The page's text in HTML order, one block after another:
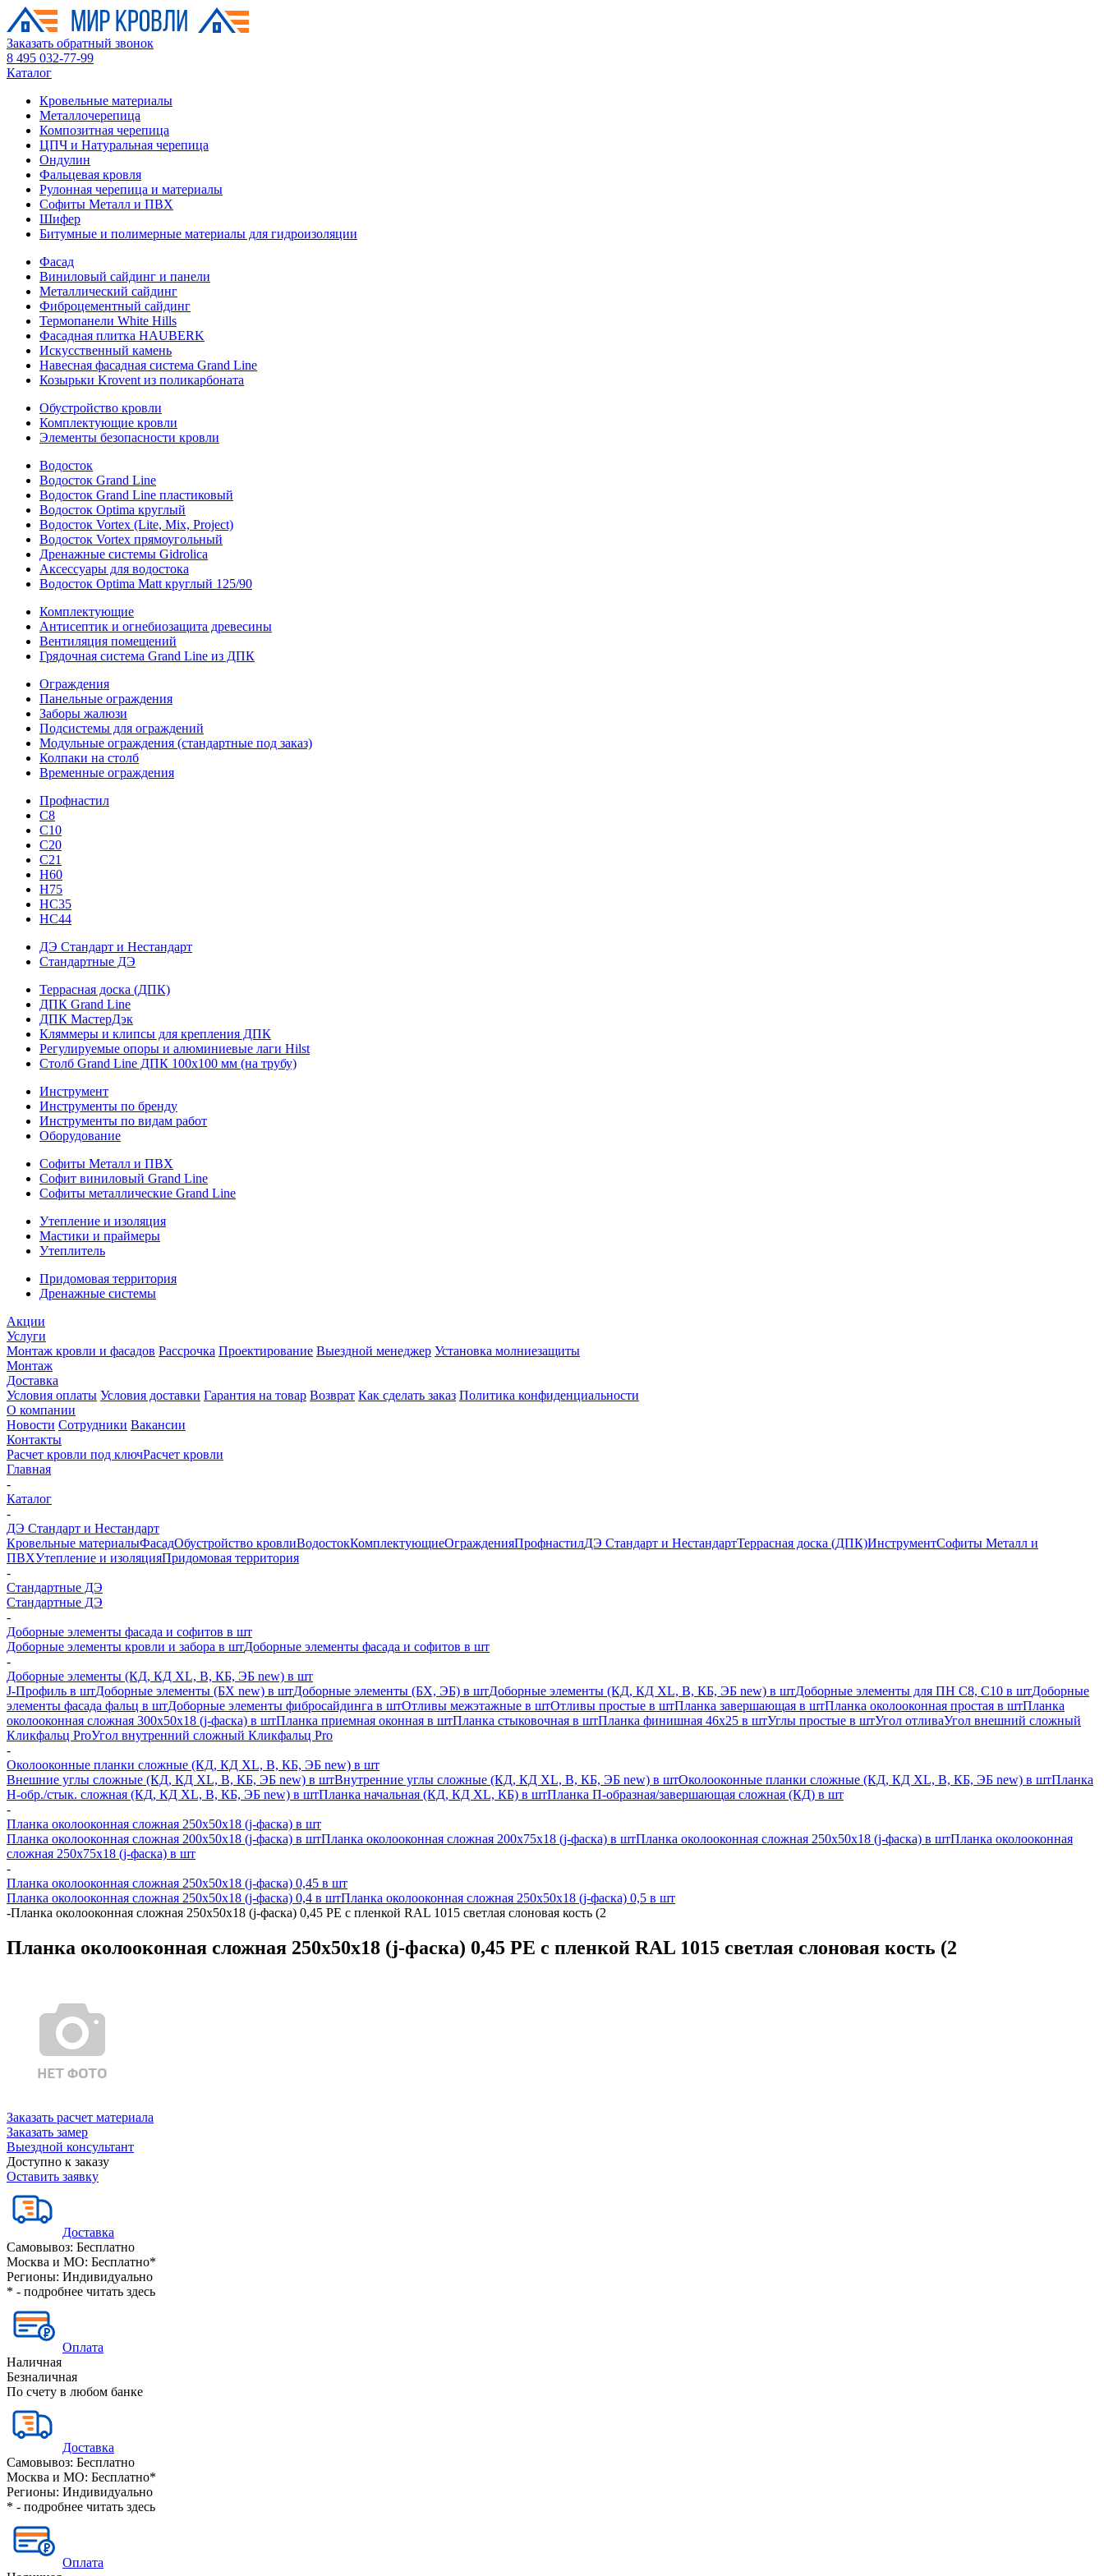
Заказать обратный звонок
8 495 032-77-99
Каталог
Кровельные материалы
Металлочерепица
Композитная черепица
ЦПЧ и Натуральная черепица
Ондулин
Фальцевая кровля
Рулонная черепица и материалы
Софиты Металл и ПВХ
Шифер
Битумные и полимерные материалы для гидроизоляции
Фасад
Виниловый сайдинг и панели
Металлический сайдинг
Фиброцементный сайдинг
Термопанели White Hills
Фасадная плитка HAUBERK
Искусственный камень
Навесная фасадная система Grand Line
Козырьки Krovent из поликарбоната
Обустройство кровли
Комплектующие кровли
Элементы безопасности кровли
Водосток
Водосток Grand Line
Водосток Grand Line пластиковый
Водосток Optima круглый
Водосток Vortex (Lite, Mix, Project)
Водосток Vortex прямоугольный
Дренажные системы Gidrolica
Аксессуары для водостока
Водосток Optima Matt круглый 125/90
Комплектующие
Антисептик и огнебиозащита древесины
Вентиляция помещений
Грядочная система Grand Line из ДПК
Ограждения
Панельные ограждения
Заборы жалюзи
Подсистемы для ограждений
Модульные ограждения (стандартные под заказ)
Колпаки на столб
Временные ограждения
Профнастил
С8
С10
С20
С21
H60
H75
HС35
НС44
ДЭ Стандарт и Нестандарт
Стандартные ДЭ
Террасная доска (ДПК)
ДПК Grand Line
ДПК МастерДэк
Кляммеры и клипсы для крепления ДПК
Регулируемые опоры и алюминиевые лаги Hilst
Столб Grand Line ДПК 100х100 мм (на трубу)
Инструмент
Инструменты по бренду
Инструменты по видам работ
Оборудование
Софиты Металл и ПВХ
Софит виниловый Grand Line
Софиты металлические Grand Line
Утепление и изоляция
Мастики и праймеры
Утеплитель
Придомовая территория
Дренажные системы
Акции
Услуги
Монтаж кровли и фасадов Рассрочка Проектирование Выездной менеджер Установка молниезащиты
Монтаж
Доставка
Условия оплаты Условия доставки Гарантия на товар Возврат Как сделать заказ Политика конфиденциальности
О компании
Новости Сотрудники Вакансии
Контакты
Расчет кровли под ключРасчет кровли
Главная
-
Каталог
-
ДЭ Стандарт и Нестандарт
Кровельные материалыФасадОбустройство кровлиВодостокКомплектующиеОгражденияПрофнастилДЭ Стандарт и НестандартТеррасная доска (ДПК)ИнструментСофиты Металл и
ПВХУтепление и изоляцияПридомовая территория
-
Стандартные ДЭ
Стандартные ДЭ
-
Доборные элементы фасада и софитов в шт
Доборные элементы кровли и забора в штДоборные элементы фасада и софитов в шт
-
Доборные элементы (КД, КД XL, В, КБ, ЭБ new) в шт
J-Профиль в штДоборные элементы (БХ new) в штДоборные элементы (БХ, ЭБ) в штДоборные элементы (КД, КД XL, В, КБ, ЭБ new) в штДоборные элементы для ПН С8, С10 в штДоборные
элементы фасада фальц в штДоборные элементы фибросайдинга в штОтливы межэтажные в штОтливы простые в штПланка завершающая в штПланка околооконная простая в штПланка
околооконная сложная 300х50х18 (j-фаска) в штПланка приемная оконная в штПланка стыковочная в штПланка финишная 46х25 в штУглы простые в штУгол отливаУгол внешний сложный
Кликфальц ProУгол внутренний сложный Кликфальц Pro
-
Околооконные планки сложные (КД, КД XL, В, КБ, ЭБ new) в шт
Внешние углы сложные (КД, КД XL, В, КБ, ЭБ new) в штВнутренние углы сложные (КД, КД XL, В, КБ, ЭБ new) в штОколооконные планки сложные (КД, КД XL, В, КБ, ЭБ new) в штПланка
H-обр./стык. сложная (КД, КД XL, В, КБ, ЭБ new) в штПланка начальная (КД, КД XL, КБ) в штПланка П-образная/завершающая сложная (КД) в шт
-
Планка околооконная сложная 250х50х18 (j-фаска) в шт
Планка околооконная сложная 200х50х18 (j-фаска) в штПланка околооконная сложная 200х75х18 (j-фаска) в штПланка околооконная сложная 250х50х18 (j-фаска) в штПланка околооконная
сложная 250х75х18 (j-фаска) в шт
-
Планка околооконная сложная 250х50х18 (j-фаска) 0,45 в шт
Планка околооконная сложная 250х50х18 (j-фаска) 0,4 в штПланка околооконная сложная 250х50х18 (j-фаска) 0,5 в шт
-Планка околооконная сложная 250х50х18 (j-фаска) 0,45 PE с пленкой RAL 1015 светлая слоновая кость (2
Планка околооконная сложная 250х50х18 (j-фаска) 0,45 PE с пленкой RAL 1015 светлая слоновая кость (2
Заказать расчет материала
Заказать замер
Выездной консультант
Доступно к заказу
Оставить заявку
Доставка
Самовывоз: Бесплатно
Москва и МО: Бесплатно*
Регионы: Индивидуально
* - подробнее читать здесь
Оплата
Наличная
Безналичная
По счету в любом банке
Доставка
Самовывоз: Бесплатно
Москва и МО: Бесплатно*
Регионы: Индивидуально
* - подробнее читать здесь
Оплата